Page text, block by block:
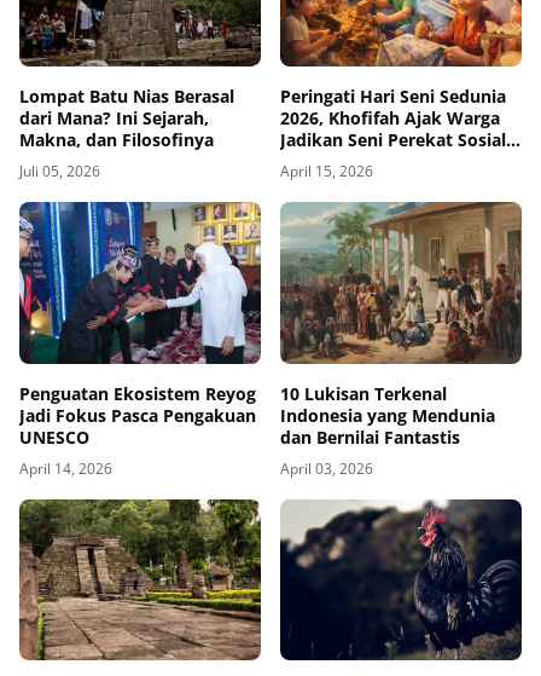
Lompat Batu Nias Berasal
dari Mana? Ini Sejarah,
Makna, dan Filosofinya
Juli 05, 2026
Peringati Hari Seni Sedunia
2026, Khofifah Ajak Warga
Jadikan Seni Perekat Sosial
dan Ruang Ekspresi
April 15, 2026
Penguatan Ekosistem Reyog
Jadi Fokus Pasca Pengakuan
UNESCO
April 14, 2026
10 Lukisan Terkenal
Indonesia yang Mendunia
dan Bernilai Fantastis
April 03, 2026